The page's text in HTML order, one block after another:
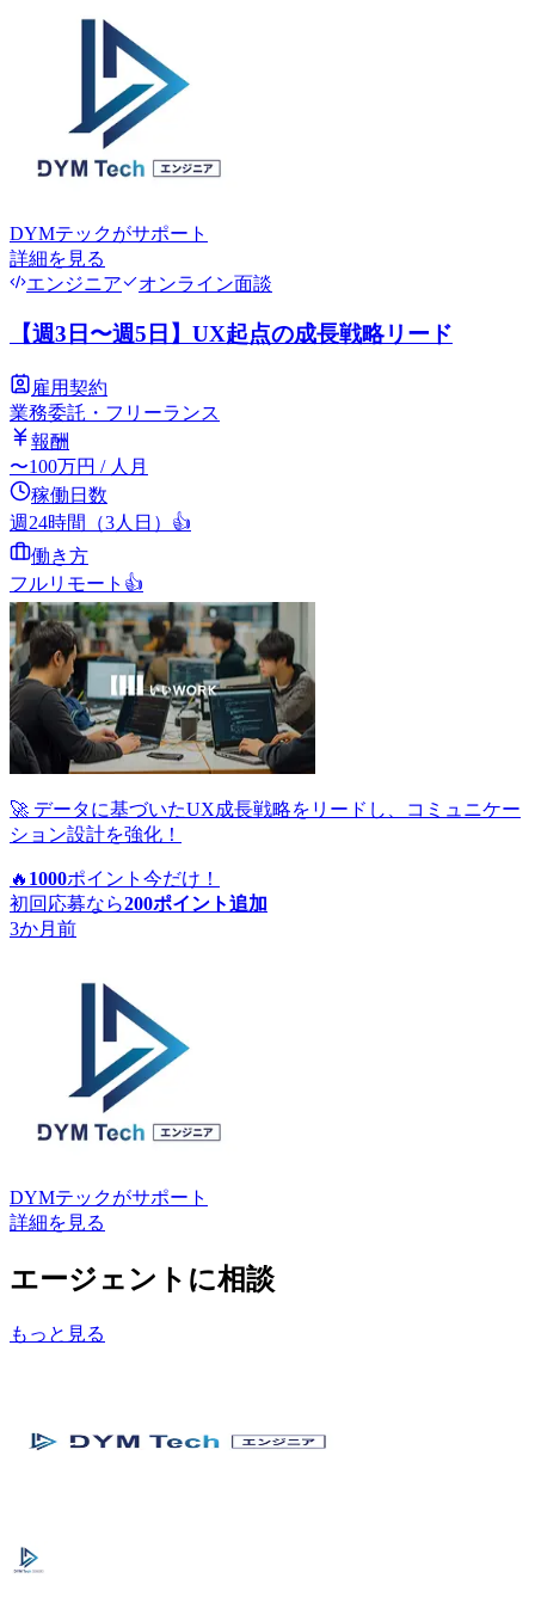
DYMテックがサポート
詳細を見る
エンジニア
オンライン面談
【週3日〜週5日】UX起点の成長戦略リード
雇用契約
業務委託・フリーランス
報酬
〜100万円 / 人月
稼働日数
週24時間（3人日） 👍
働き方
フルリモート 👍
🚀 データに基づいたUX成長戦略をリードし、コミュニケー
ション設計を強化！
🔥 1000ポイント 今だけ！
初回応募なら200ポイント追加
3か月前
DYMテックがサポート
詳細を見る
エージェントに相談
もっと見る